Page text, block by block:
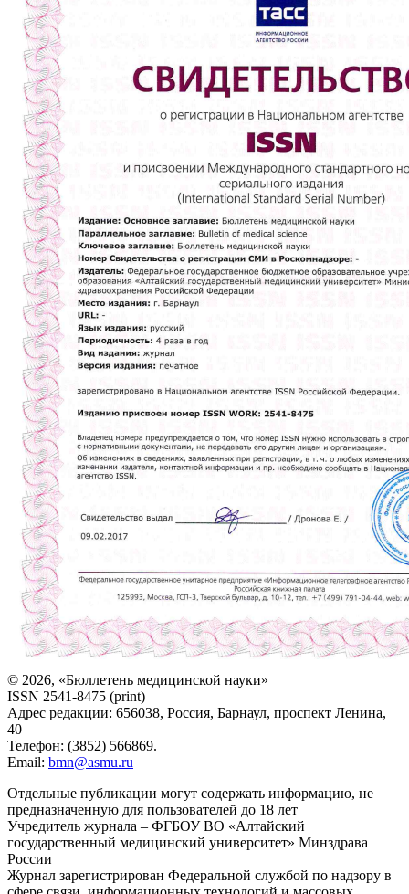
© 2026, «Бюллетень медицинской науки»
ISSN 2541-8475 (print)
Адрес редакции: 656038, Россия, Барнаул, проспект Ленина,
40
Телефон: (3852) 566869.
Email: bmn@asmu.ru
Отдельные публикации могут содержать информацию, не
предназначенную для пользователей до 18 лет
Учредитель журнала – ФГБОУ ВО «Алтайский
государственный медицинский университет» Минздрава
России
Журнал зарегистрирован Федеральной службой по надзору в